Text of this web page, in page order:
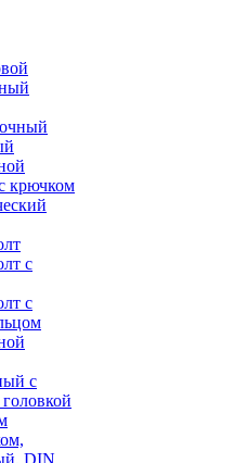
крючком
с
с
с
DIN